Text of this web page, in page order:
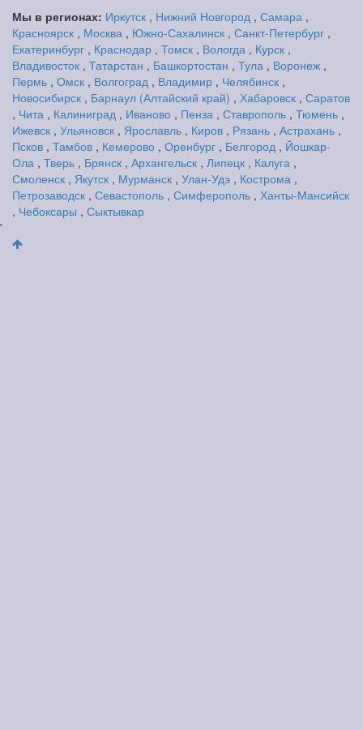
Мы в регионах: Иркутск , Нижний Новгород , Самара ,
Красноярск , Москва , Южно-Сахалинск , Санкт-Петербург ,
Екатеринбург , Краснодар , Томск , Вологда , Курск ,
Владивосток , Татарстан , Башкортостан , Тула , Воронеж ,
Пермь , Омск , Волгоград , Владимир , Челябинск ,
Новосибирск , Барнаул (Алтайский край) , Хабаровск , Саратов
, Чита , Калиниград , Иваново , Пенза , Ставрополь , Тюмень ,
Ижевск , Ульяновск , Ярославль , Киров , Рязань , Астрахань ,
Псков , Тамбов , Кемерово , Оренбург , Белгород , Йошкар-
Ола , Тверь , Брянск , Архангельск , Липецк , Калуга ,
Смоленск , Якутск , Мурманск , Улан-Удэ , Кострома ,
Петрозаводск , Севастополь , Симферополь , Ханты-Мансийск
, Чебоксары , Сыктывкар
'